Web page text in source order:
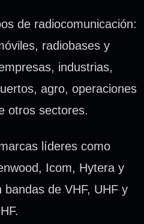
de radiocomunicación:
radiobases y
industrias,
agro, operaciones
otros sectores.
líderes como
Icom, Hytera y
de VHF, UHF y
HF.